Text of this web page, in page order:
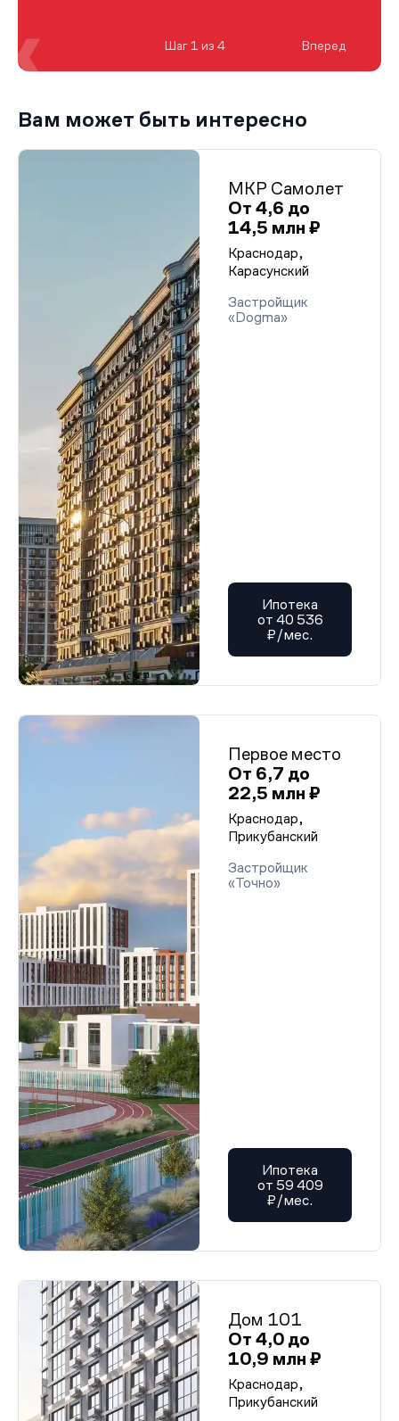
Шаг 1 из 4 Вперед
Вам может быть интересно
МКР Самолет
От 4,6 до
14,5 млн ₽
Краснодар,
Карасунский
Застройщик
«Dogma»
Ипотека
от 40 536
₽/мес.
Первое место
От 6,7 до
22,5 млн ₽
Краснодар,
Прикубанский
Застройщик
«Точно»
Ипотека
от 59 409
₽/мес.
Дом 101
От 4,0 до
10,9 млн ₽
Краснодар,
Прикубанский